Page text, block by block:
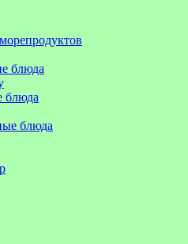
блюда
блюда
блюда